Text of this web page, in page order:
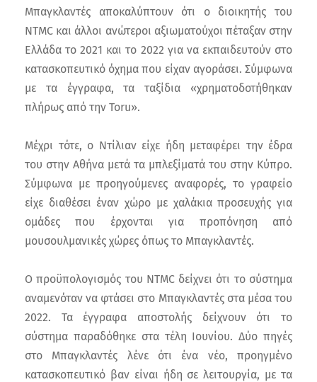
Μπαγκλαντές αποκαλύπτουν ότι ο διοικητής του
NTMC και άλλοι ανώτεροι αξιωματούχοι πέταξαν στην
Ελλάδα το 2021 και το 2022 για να εκπαιδευτούν στο
κατασκοπευτικό όχημα που είχαν αγοράσει. Σύμφωνα
με τα έγγραφα, τα ταξίδια «χρηματοδοτήθηκαν
πλήρως από την Toru».
Μέχρι τότε, ο Ντίλιαν είχε ήδη μεταφέρει την έδρα
του στην Αθήνα μετά τα μπλεξίματά του στην Κύπρο.
Σύμφωνα με προηγούμενες αναφορές, το γραφείο
είχε διαθέσει έναν χώρο με χαλάκια προσευχής για
ομάδες που έρχονται για προπόνηση από
μουσουλμανικές χώρες όπως το Μπαγκλαντές.
Ο προϋπολογισμός του NTMC δείχνει ότι το σύστημα
αναμενόταν να φτάσει στο Μπαγκλαντές στα μέσα του
2022. Τα έγγραφα αποστολής δείχνουν ότι το
σύστημα παραδόθηκε στα τέλη Ιουνίου. Δύο πηγές
στο Μπαγκλαντές λένε ότι ένα νέο, προηγμένο
κατασκοπευτικό βαν είναι ήδη σε λειτουργία, με τα